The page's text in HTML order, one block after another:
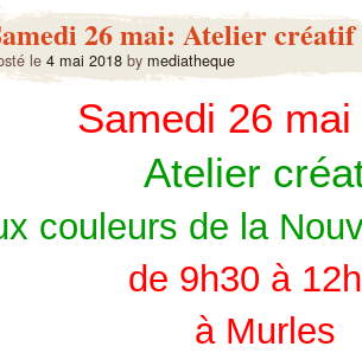
26 mai: Atelier
le 4 mai 2018 by mediatheque
Samedi 26 mai
Atelier
couleurs de la
de 9h30 à
à Murles